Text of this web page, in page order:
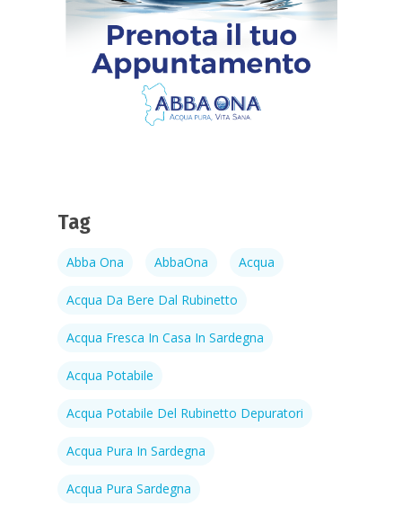
Tag
Abba Ona AbbaOna Acqua
Acqua Da Bere Dal Rubinetto
Acqua Fresca In Casa In Sardegna
Acqua Potabile
Acqua Potabile Del Rubinetto Depuratori
Acqua Pura In Sardegna
Acqua Pura Sardegna